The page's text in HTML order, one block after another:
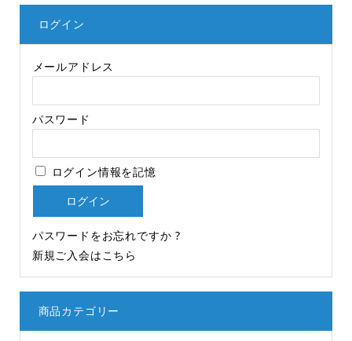
ログイン
メールアドレス
パスワード
ログイン情報を記憶
パスワードをお忘れですか ?
新規ご入会はこちら
商品カテゴリー